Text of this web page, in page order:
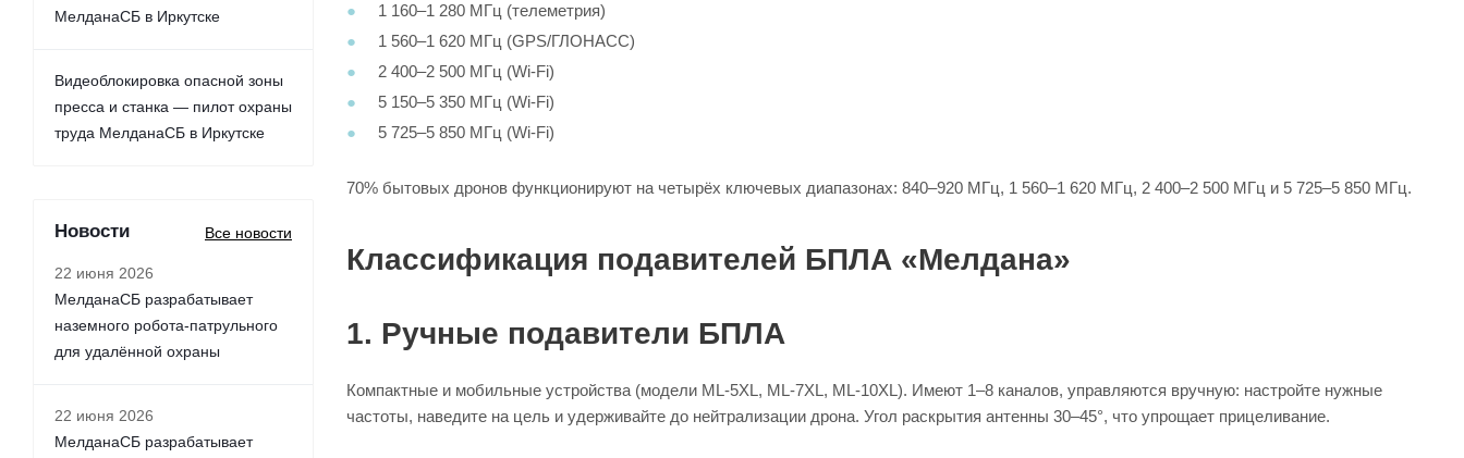
1 160–1 280 МГц (телеметрия)
1 560–1 620 МГц (GPS/ГЛОНАСС)
2 400–2 500 МГц (Wi-Fi)
5 150–5 350 МГц (Wi-Fi)
5 725–5 850 МГц (Wi-Fi)
70% бытовых дронов функционируют на четырёх ключевых диапазонах: 840–920 МГц, 1 560–1 620 МГц, 2 400–2 500 МГц и 5 725–5 850 МГц.
Классификация подавителей БПЛА «Мелдана»
1. Ручные подавители БПЛА
Компактные и мобильные устройства (модели ML-5XL, ML-7XL, ML-10XL). Имеют 1–8 каналов, управляются вручную: настройте нужные
частоты, наведите на цель и удерживайте до нейтрализации дрона. Угол раскрытия антенны 30–45°, что упрощает прицеливание.
МелданаСБ в Иркутске
Видеоблокировка опасной зоны
пресса и станка — пилот охраны
труда МелданаСБ в Иркутске
Новости Все новости
22 июня 2026
МелданаСБ разрабатывает
наземного робота-патрульного
для удалённой охраны
22 июня 2026
МелданаСБ разрабатывает